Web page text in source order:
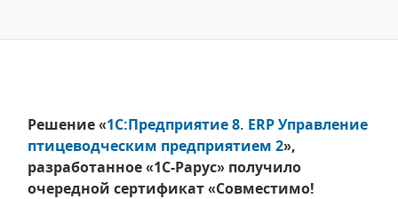
Решение «1С:Предприятие 8. ERP Управление
птицеводческим предприятием 2»,
разработанное «1С-Рарус» получило
очередной сертификат «Совместимо!